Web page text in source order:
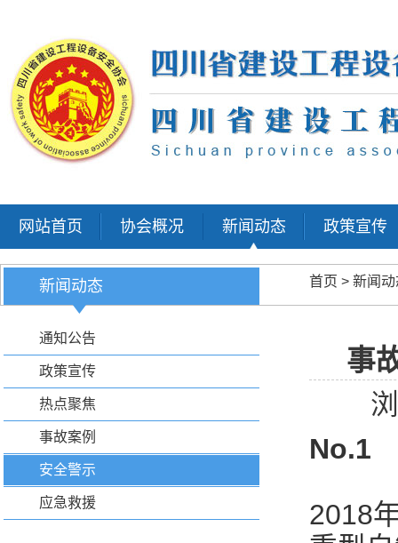
网站首页 协会概况 新闻动态 政策宣传
新闻动态
通知公告
政策宣传
热点聚焦
事故案例
安全警示
应急救援
首页 > 新闻动
事
No.1
2018